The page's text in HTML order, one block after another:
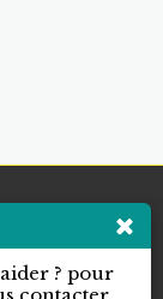
? pour